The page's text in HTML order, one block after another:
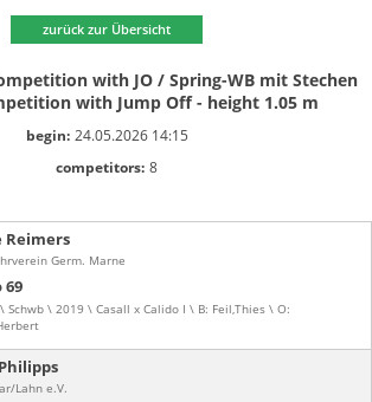
zurück zur Übersicht
with JO / Spring-WB mit Stechen
with Jump Off - height 1.05 m
begin: 24.05.2026 14:15
competitors: 8
69
Schwb \ 2019 \ Casall x Calido I \ B: Feil,Thies \ O:
Reimers
Germ. Marne
Lahn e.V.